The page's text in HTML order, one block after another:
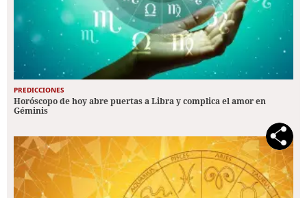
PREDICCIONES
Horóscopo de hoy abre puertas a Libra y complica el amor en
Géminis